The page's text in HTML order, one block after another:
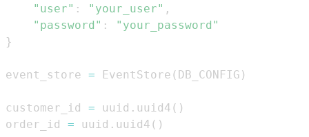
"user" : "your_user" ,
"password" :
"your_password"
}
event_store = EventStore ( DB_CONFIG )
customer_id = uuid . uuid4 ( )
order_id = uuid . uuid4 ( )